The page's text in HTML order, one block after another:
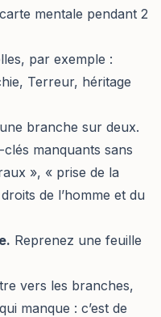
mentale pendant 2
par exemple :
Terreur, héritage
branche sur deux.
manquants sans
», « prise de la
de l’homme et du
Reprenez une feuille
vers les branches,
manque : c’est de